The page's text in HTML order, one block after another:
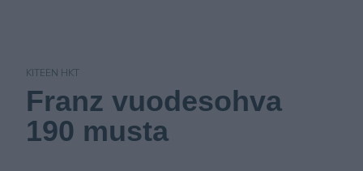
KITEEN HKT
Franz vuodesohva
190 musta